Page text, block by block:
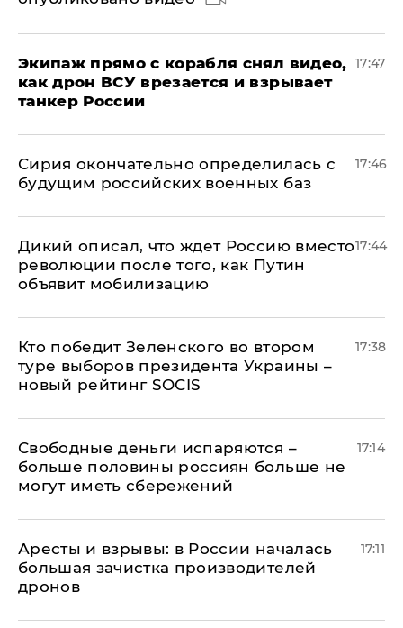
Экипаж прямо с корабля снял видео,
как дрон ВСУ врезается и взрывает
танкер России
17:47
Сирия окончательно определилась с
будущим российских военных баз
17:46
Дикий описал, что ждет Россию вместо
революции после того, как Путин
объявит мобилизацию
17:44
Кто победит Зеленского во втором
туре выборов президента Украины –
новый рейтинг SOCIS
17:38
Свободные деньги испаряются –
больше половины россиян больше не
могут иметь сбережений
17:14
Аресты и взрывы: в России началась
большая зачистка производителей
дронов
17:11